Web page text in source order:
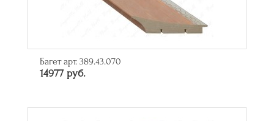
Багет арт. 389.43.070
14977 руб.